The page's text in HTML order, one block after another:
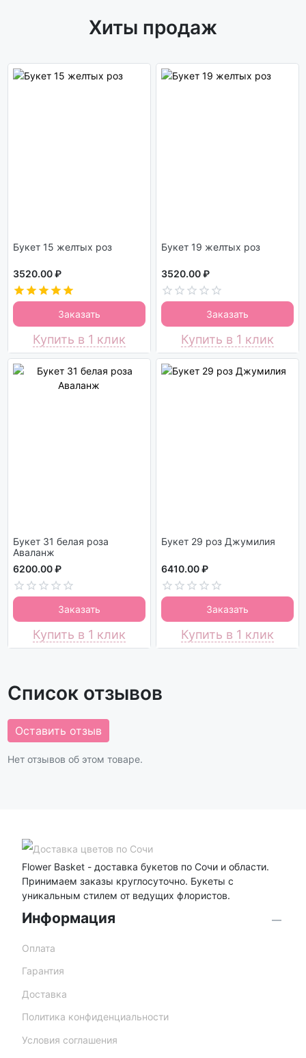
Хиты продаж
Букет 15 желтых роз
3520.00 ₽
Заказать
Купить в 1 клик
Букет 19 желтых роз
3520.00 ₽
Заказать
Купить в 1 клик
Букет 31 белая роза
Аваланж
6200.00 ₽
Заказать
Купить в 1 клик
Букет 29 роз Джумилия
6410.00 ₽
Заказать
Купить в 1 клик
Список отзывов
Оставить отзыв
Нет отзывов об этом товаре.
Flower Basket - доставка букетов по Сочи и области.
Принимаем заказы круглосуточно. Букеты с
уникальным стилем от ведущих флористов.
Информация
Оплата
Гарантия
Доставка
Политика конфиденциальности
Условия соглашения